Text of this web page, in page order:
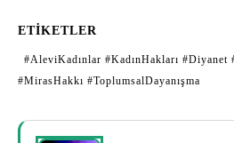
ETIKETLER
#AleviKadınlar #KadınHakları
#MirasHakkı #ToplumsalDayanışma